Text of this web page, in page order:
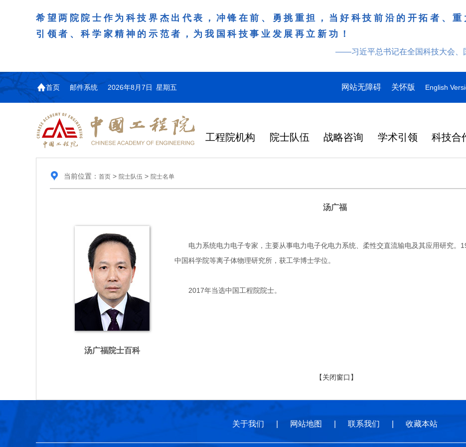
希望两院院士作为科技界杰出代表，冲锋在前、勇挑重担，当好科技前沿的开拓者、
引领者、科学家精神的示范者，为我国科技事业发展再立新功！
——习近平总书记在全国科技大会、
首页 邮件系统 2026年8月7日 星期五 网站无障碍 关怀版 English
工程院机构 院士队伍 战略咨询 学术引领 科技合
当前位置： 首页> 院士队伍 > 院士名单
汤广福
汤广福院士百科
电力系统电力电子专家，主要从事电力电子化电力系统、柔性交直流输电及其应用研究。
中国科学院等离子体物理研究所，获工学博士学位。
2017年当选中国工程院院士。
【关闭窗口】
关于我们 网站地图 联系我们 收藏本站